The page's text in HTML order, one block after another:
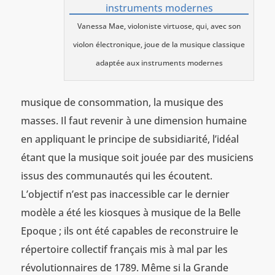
Vanessa Mae, violoniste virtuose, qui, avec son
violon électronique, joue de la musique classique
adaptée aux instruments modernes
musique de consommation, la musique des
masses. Il faut revenir à une dimension humaine
en appliquant le principe de subsidiarité, l’idéal
étant que la musique soit jouée par des musiciens
issus des communautés qui les écoutent.
L’objectif n’est pas inaccessible car le dernier
modèle a été les kiosques à musique de la Belle
Epoque ; ils ont été capables de reconstruire le
répertoire collectif français mis à mal par les
révolutionnaires de 1789. Même si la Grande